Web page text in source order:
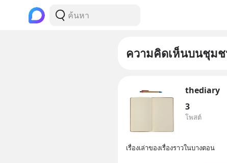
ความคิดเห็นบนชุม
thediary
3
โพสต์
เรื่องเล่าของเรื่องราวในบางตอน